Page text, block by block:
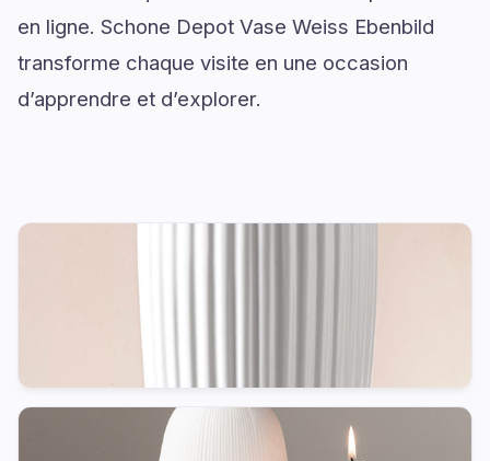
en ligne. Schone Depot Vase Weiss Ebenbild
transforme chaque visite en une occasion
d’apprendre et d’explorer.